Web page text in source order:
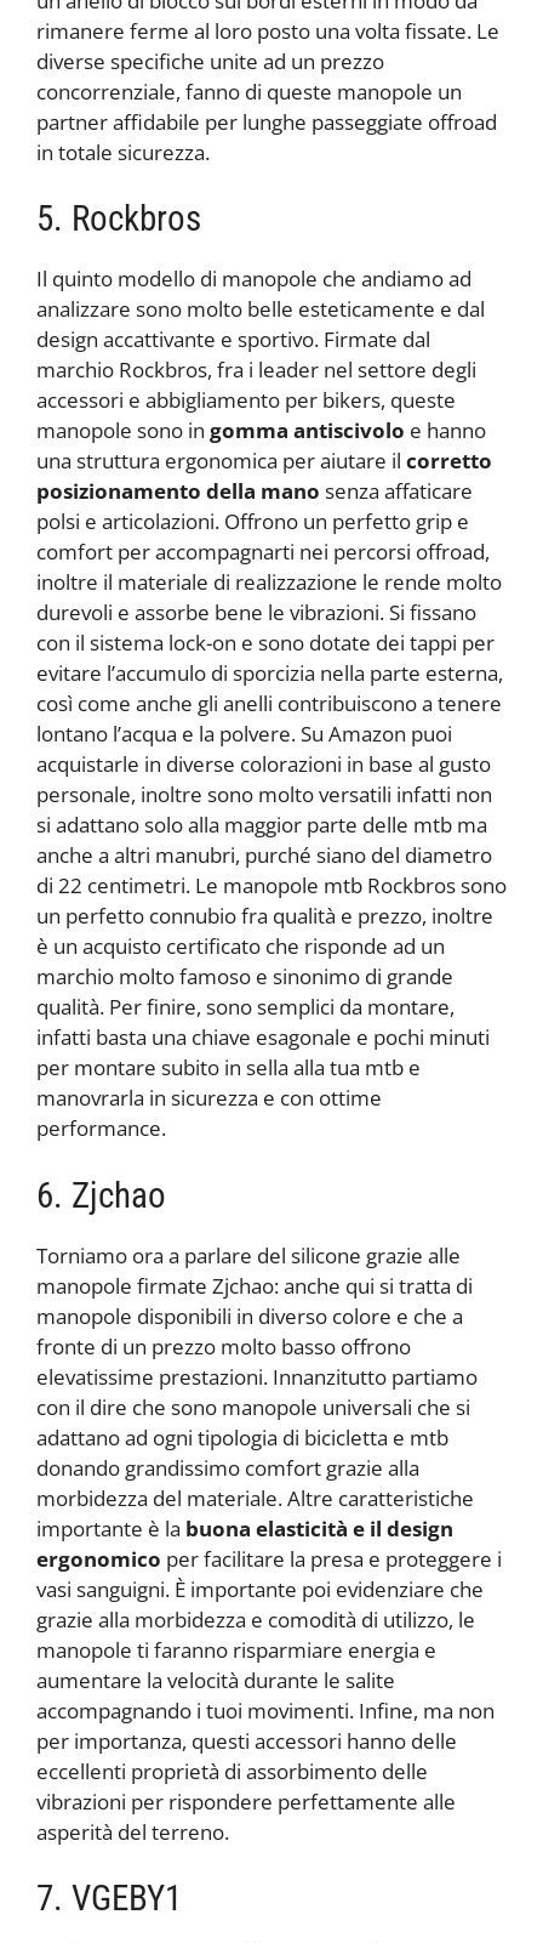
rimanere ferme al loro posto una volta fissate. Le
diverse specifiche unite ad un prezzo
concorrenziale, fanno di queste manopole un
partner affidabile per lunghe passeggiate offroad
in totale sicurezza.
5. Rockbros
Il quinto modello di manopole che andiamo ad
analizzare sono molto belle esteticamente e dal
design accattivante e sportivo. Firmate dal
marchio Rockbros, fra i leader nel settore degli
accessori e abbigliamento per bikers, queste
manopole sono in gomma antiscivolo e hanno
una struttura ergonomica per aiutare il corretto
posizionamento della mano senza affaticare
polsi e articolazioni. Offrono un perfetto grip e
comfort per accompagnarti nei percorsi offroad,
inoltre il materiale di realizzazione le rende molto
durevoli e assorbe bene le vibrazioni. Si fissano
con il sistema lock-on e sono dotate dei tappi per
evitare l’accumulo di sporcizia nella parte esterna,
così come anche gli anelli contribuiscono a tenere
lontano l’acqua e la polvere. Su Amazon puoi
acquistarle in diverse colorazioni in base al gusto
personale, inoltre sono molto versatili infatti non
si adattano solo alla maggior parte delle mtb ma
anche a altri manubri, purché siano del diametro
di 22 centimetri. Le manopole mtb Rockbros sono
un perfetto connubio fra qualità e prezzo, inoltre
è un acquisto certificato che risponde ad un
marchio molto famoso e sinonimo di grande
qualità. Per finire, sono semplici da montare,
infatti basta una chiave esagonale e pochi minuti
per montare subito in sella alla tua mtb e
manovrarla in sicurezza e con ottime
performance.
6. Zjchao
Torniamo ora a parlare del silicone grazie alle
manopole firmate Zjchao: anche qui si tratta di
manopole disponibili in diverso colore e che a
fronte di un prezzo molto basso offrono
elevatissime prestazioni. Innanzitutto partiamo
con il dire che sono manopole universali che si
adattano ad ogni tipologia di bicicletta e mtb
donando grandissimo comfort grazie alla
morbidezza del materiale. Altre caratteristiche
importante è la buona elasticità e il design
ergonomico per facilitare la presa e proteggere i
vasi sanguigni. È importante poi evidenziare che
grazie alla morbidezza e comodità di utilizzo, le
manopole ti faranno risparmiare energia e
aumentare la velocità durante le salite
accompagnando i tuoi movimenti. Infine, ma non
per importanza, questi accessori hanno delle
eccellenti proprietà di assorbimento delle
vibrazioni per rispondere perfettamente alle
asperità del terreno.
7. VGEBY1